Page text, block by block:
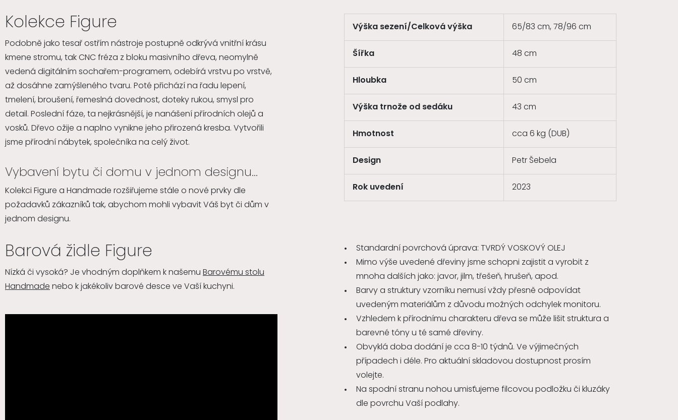
Kolekce Figure
Podobně jako tesař ostřím nástroje postupně odkrývá vnitřní krásu
kmene stromu, tak CNC fréza z bloku masivního dřeva, neomylně
vedená digitálním sochařem-programem, odebírá vrstvu po vrstvě,
až dosáhne zamýšleného tvaru. Poté přichází na řadu lepení,
tmelení, broušení, řemeslná dovednost, doteky rukou, smysl pro
detail. Poslední fáze, ta nejkrásnější, je nanášení přírodních olejů a
vosků. Dřevo ožije a naplno vynikne jeho přirozená kresba. Vytvořili
jsme přírodní nábytek, společníka na celý život.
Vybavení bytu či domu v jednom designu...
Kolekci Figure a Handmade rozšiřujeme stále o nové prvky dle
požadavků zákazníků tak, abychom mohli vybavit Váš byt či dům v
jednom designu.
Barová židle Figure
Nízká či vysoká? Je vhodným doplňkem k našemu Barovému stolu
Handmade nebo k jakékoliv barové desce ve Vaší kuchyni.
Výška sezení/Celková výška 65/83 cm, 78/96 cm
Šířka 48 cm
Hloubka 50 cm
Výška trnože od sedáku 43 cm
Hmotnost cca 6 kg (DUB)
Design Petr Šebela
Rok uvedení 2023
Standardní povrchová úprava: TVRDÝ VOSKOVÝ OLEJ
Mimo výše uvedené dřeviny jsme schopni zajistit a vyrobit z
mnoha dalších jako: javor, jilm, třešeň, hrušeň, apod.
Barvy a struktury vzorníku nemusí vždy přesně odpovídat
uvedeným materiálům z důvodu možných odchylek monitoru.
Vzhledem k přírodnímu charakteru dřeva se může lišit struktura a
barevné tóny u té samé dřeviny.
Obvyklá doba dodání je cca 8-10 týdnů. Ve výjimečných
případech i déle. Pro aktuální skladovou dostupnost prosím
volejte.
Na spodní stranu nohou umisťujeme filcovou podložku či kluzáky
dle povrchu Vaší podlahy.